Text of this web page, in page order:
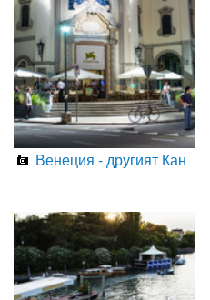
Венеция - другият Кан